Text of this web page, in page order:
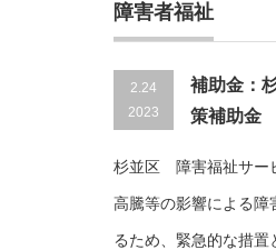
障害者福祉
2.24
2023
補助金：
策補助金
杉並区 障害福祉サー
高騰等の影響による障
るため、緊急的な措